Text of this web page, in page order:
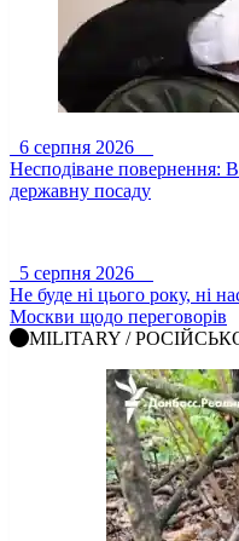
6 серпня 2026
Несподіване повернення:
державну посаду
5 серпня 2026
Не буде ні цього року, ні
Москви щодо переговорів
MILITARY /